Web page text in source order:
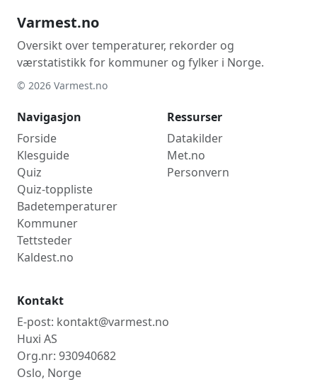
Varmest.no
Oversikt over temperaturer, rekorder og
værstatistikk for kommuner og fylker i Norge.
© 2026 Varmest.no
Navigasjon
Forside
Klesguide
Quiz
Quiz-toppliste
Badetemperaturer
Kommuner
Tettsteder
Kaldest.no
Ressurser
Datakilder
Met.no
Personvern
Kontakt
E-post: kontakt@varmest.no
Huxi AS
Org.nr: 930940682
Oslo, Norge